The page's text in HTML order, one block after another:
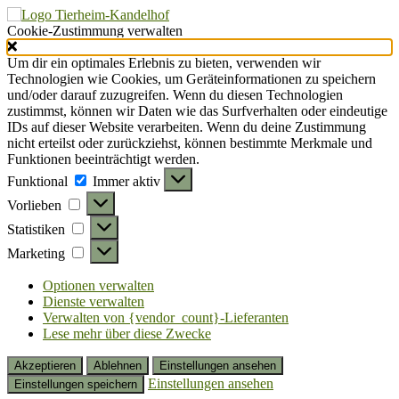
Cookie-Zustimmung verwalten
Um dir ein optimales Erlebnis zu bieten, verwenden wir
Technologien wie Cookies, um Geräteinformationen zu speichern
und/oder darauf zuzugreifen. Wenn du diesen Technologien
zustimmst, können wir Daten wie das Surfverhalten oder eindeutige
IDs auf dieser Website verarbeiten. Wenn du deine Zustimmung
nicht erteilst oder zurückziehst, können bestimmte Merkmale und
Funktionen beeinträchtigt werden.
Funktional
Funktional
Immer aktiv
Vorlieben
Vorlieben
Statistiken Statistiken
Marketing Marketing
Optionen verwalten
Dienste verwalten
Verwalten von {vendor_count}-Lieferanten
Lese mehr über diese Zwecke
Akzeptieren Ablehnen
Einstellungen ansehen
Einstellungen speichern
Einstellungen ansehen